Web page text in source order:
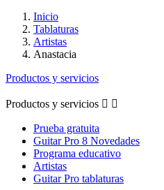
Inicio
Tablaturas
Artistas
Anastacia
Productos y servicios
Productos y servicios  
Prueba gratuita
Guitar Pro 8 Novedades
Programa educativo
Artistas
Guitar Pro tablaturas